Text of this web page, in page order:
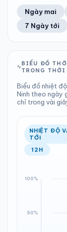
21°C
0 mm
Tổng cả
13
Chỉ số UV
22°C
Ổn định
Trung bình
TIA UV
LƯỢNG MƯA
7.8 mm
Tổng cả
Ổn định
Ngày mai
7 Ngày tới
BIỂU ĐỒ
TRONG
Biểu đồ nhiệt
Ninh theo ngày
chỉ trong vài
NHIỆT ĐỘ
TỚI
12H